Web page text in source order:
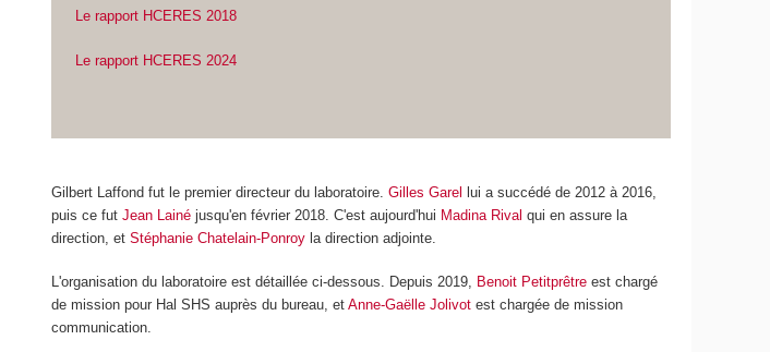
Le rapport HCERES 2018
Le rapport HCERES 2024
Gilbert Laffond fut le premier directeur du laboratoire. Gilles Garel
lui a succédé de 2012 à 2016,
puis ce fut Jean Lainéjusqu'en février 2018. C'est aujourd'hui Madina Rival qui en assure la
direction, et Stéphanie Chatelain-Ponroyla direction adjointe.
L'organisation du laboratoire est détaillée ci-dessous. Depuis 2019, Benoit Petitprêtreest chargé
de mission pour Hal SHS auprès du bureau, et Anne-Gaëlle Jolivotest chargée de mission
communication.